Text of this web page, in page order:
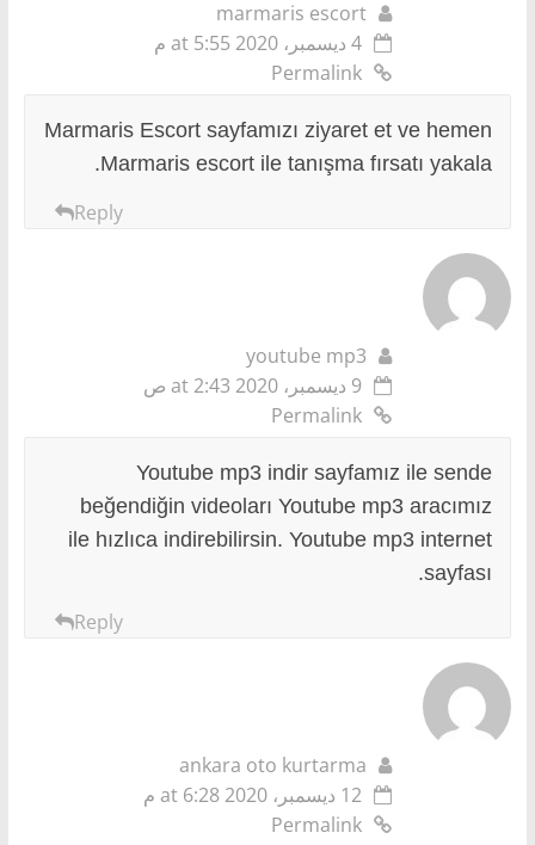
marmaris escort
4 ديسمبر، 2020 at 5:55 م
Permalink
Marmaris Escort sayfamızı ziyaret et ve hemen
Marmaris escort ile tanışma fırsatı yakala.
Reply
youtube mp3
9 ديسمبر، 2020 at 2:43 ص
Permalink
Youtube mp3 indir sayfamız ile sende
beğendiğin videoları Youtube mp3 aracımız
ile hızlıca indirebilirsin. Youtube mp3 internet
sayfası.
Reply
ankara oto kurtarma
12 ديسمبر، 2020 at 6:28 م
Permalink